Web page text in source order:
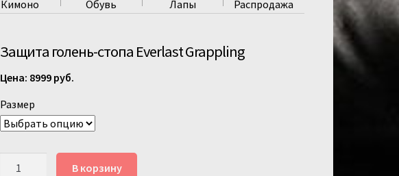
Кимоно Обувь Лапы Распродажa
Защита голень-стопа Everlast Grappling
8999 руб.
Размер
В корзину